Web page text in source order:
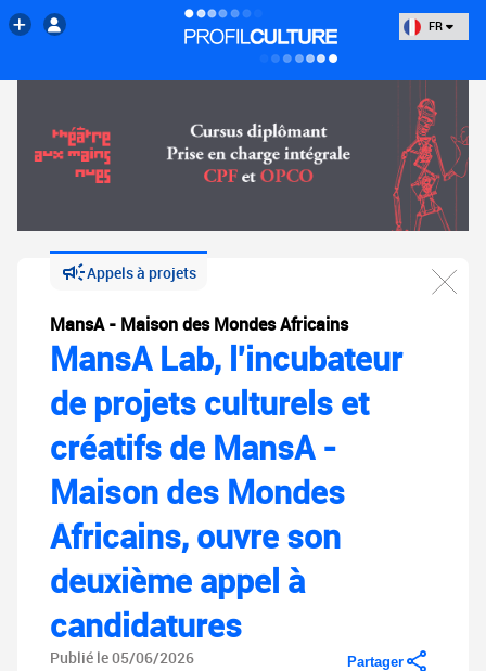
FR
Appels à projets
MansA - Maison des Mondes Africains
MansA Lab, l'incubateur
de projets culturels et
créatifs de MansA -
Maison des Mondes
Africains, ouvre son
deuxième appel à
candidatures
Publié le 05/06/2026
Partager